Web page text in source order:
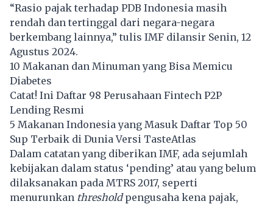
“Rasio pajak terhadap PDB Indonesia masih
rendah dan tertinggal dari negara-negara
berkembang lainnya,” tulis IMF dilansir Senin, 12
Agustus 2024.
10 Makanan dan Minuman yang Bisa Memicu
Diabetes
Catat! Ini Daftar 98 Perusahaan Fintech P2P
Lending Resmi
5 Makanan Indonesia yang Masuk Daftar Top 50
Sup Terbaik di Dunia Versi TasteAtlas
Dalam catatan yang diberikan IMF, ada sejumlah
kebijakan dalam status ‘pending’ atau yang belum
dilaksanakan pada MTRS 2017, seperti
menurunkan thresholdpengusaha kena pajak,